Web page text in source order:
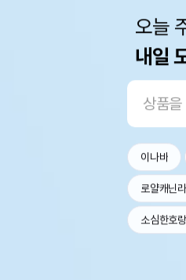
오늘
내일
이나바
로얄캐닌
소심한호랑